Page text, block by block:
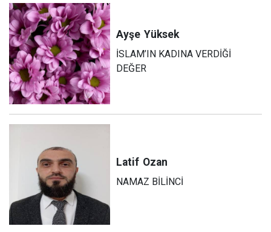
Ayşe Yüksek
İSLAM’IN KADINA VERDİĞİ
DEĞER
Latif Ozan
NAMAZ BİLİNCİ